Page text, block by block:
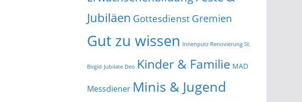
Jubiläen GottesdienstGremien
Gut zu wissen Innenputz Renovierung St.
Birgid Jubilate Deo Kinder & Familie MAD
Messdiener Minis & Jugend